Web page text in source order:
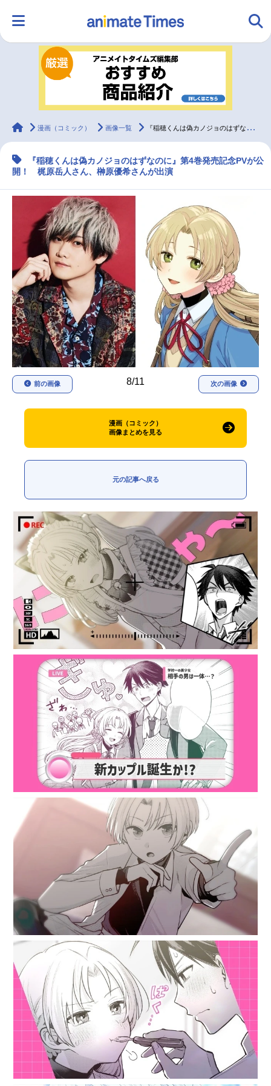
ランキング アニメ
ラジオ みんなの声
マンガ・ラノベ ゲーム・アプリ 音楽
2.5次元 配信・Vtuber トレンド 無料マンガ
最新記事一覧
アニメ記事一覧 声優記事一覧
アニメ映画一覧 実写化映画一覧
今期アニメ曜日別一覧
春アニメ 夏アニメ
FOLLOW US
animateTimes
漫画（コミック） 画像一覧 『稲穂くんは偽カノジョのはずなのに』第4巻発売記念PVが公開
『稲穂くんは偽カノジョのはずなのに』第4巻発売記念PVが公
開！ 梶原岳人さん、榊原優希さんが出演
8/11
前の画像 次の画像
漫画（コミック）
画像まとめを見る
元の記事へ戻る